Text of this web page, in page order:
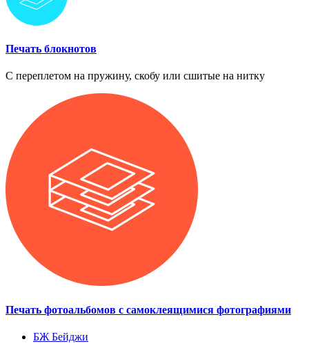
Печать блокнотов
С переплетом на пружину, скобу или сшитые на нитку
Печать фотоальбомов с самоклеящимися фотографиями
БЖ Бейджи